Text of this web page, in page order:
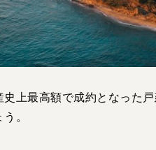
上最高額で成約となった
。